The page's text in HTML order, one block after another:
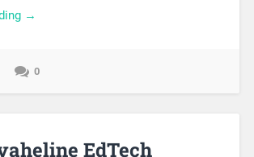
→
0
EdTech